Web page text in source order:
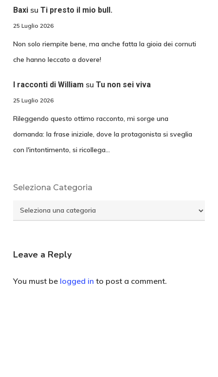
Baxisu Ti presto il mio bull.
25 Luglio 2026
Non solo riempite bene, ma anche fatta la gioia dei cornuti
che hanno leccato a dovere!
I racconti di William su Tu non sei viva
25 Luglio 2026
Rileggendo questo ottimo racconto, mi sorge una
domanda: la frase iniziale, dove la protagonista si sveglia
con l'intontimento, si ricollega…
Seleziona Categoria
Seleziona
Categoria
Leave a Reply
You must be logged in to post a comment.